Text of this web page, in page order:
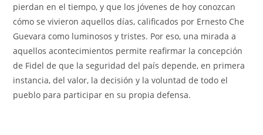
pierdan en el tiempo, y que los jóvenes de hoy conozcan
cómo se vivieron aquellos días, calificados por Ernesto Che
Guevara como luminosos y tristes. Por eso, una mirada a
aquellos acontecimientos permite reafirmar la concepción
de Fidel de que la seguridad del país depende, en primera
instancia, del valor, la decisión y la voluntad de todo el
pueblo para participar en su propia defensa.